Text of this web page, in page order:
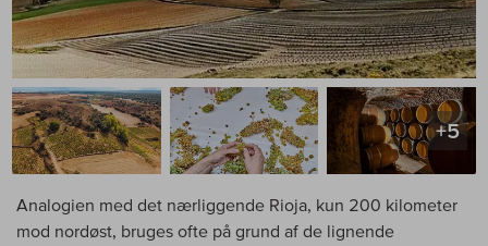
+5
Analogien med det nærliggende Rioja, kun 200 kilometer
mod nordøst, bruges ofte på grund af de lignende